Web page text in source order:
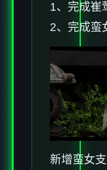
1、完成崔
2、完成蛮
新增蛮女